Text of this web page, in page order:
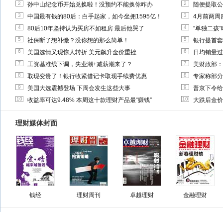
2 孙中山纪念币开始兑换啦！没预约不能换你咋办
3 中国最有钱的80后：白手起家，如今坐拥1595亿！
4 80后10年坚持认为买房不如租房 最后他哭了
5 社保断了想补缴？没你想的那么简单！
6 美国选情又现惊人转折 美元飙升金价重挫
7 工资基准线下调，失业潮+减薪潮来了？
8 取现变贵了！银行收紧借记卡取现手续费优惠
9 美国大选震撼登场 下周会发生这些大事
10 收益率可达9.48% 本周这十款理财产品最“赚钱”
2 随便提取
3 4月前两周
4 “单独二孩
5 银行提首
6 日均销量
7 美财政部
8 专家称部
9 普京下令
10 大跌后金
理财媒体封面
钱经 理财周刊 卓越理财 金融理财